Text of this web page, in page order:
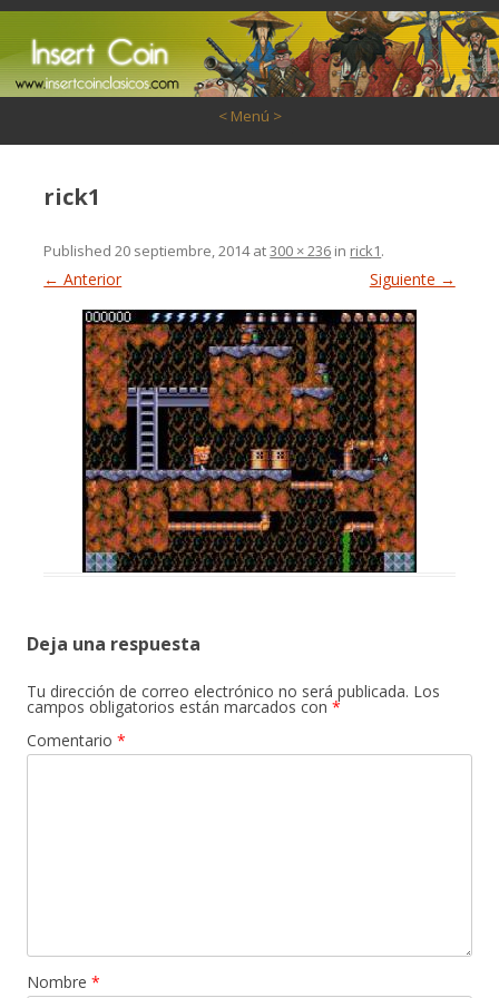
< Menú >
rick1
Published20 septiembre, 2014at300 × 236 in rick1.
← Anterior Siguiente →
Deja una respuesta
Tu dirección de correo electrónico no será publicada. Los
campos obligatorios están marcados con *
Comentario *
Nombre *